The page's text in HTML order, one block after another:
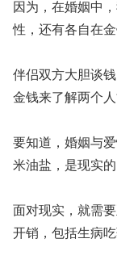
因为，在婚姻中
性，还有各自在金
伴侣双方大胆谈
金钱来了解两个人
要知道，婚姻与
米油盐，是现实的
面对现实，就需
开销，包括生病